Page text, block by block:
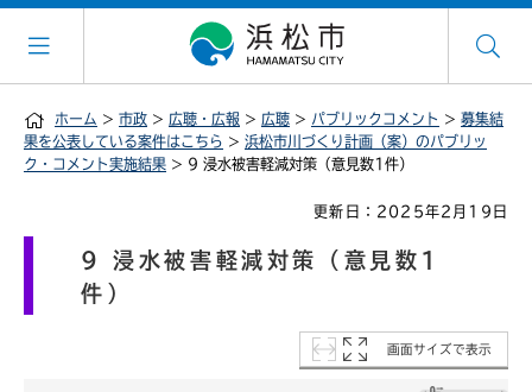
ホーム > 市政 > 広聴・広報 > 広聴 > パブリックコメント > 募集結
果を公表している案件はこちら > 浜松市川づくり計画（案）のパブリッ
ク・コメント実施結果 > 9 浸水被害軽減対策（意見数1件）
更新日：2025年2月19日
9 浸水被害軽減対策（意見数1
件）
画面サイズで表示